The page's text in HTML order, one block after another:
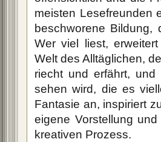
meisten Lesefreunden
beschworene
Wer viel liest,
Welt des Alltäglichen,
riecht und erfährt,
sehen wird, die es
Fantasie an, inspiriert
eigene Vorstellung
kreativen Prozess.